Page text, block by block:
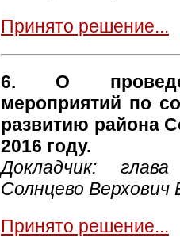
Принято решение...
6. О
мероприятий по
развитию района
2016 году.
Докладчик:
Солнцево Верхович
Принято решение...